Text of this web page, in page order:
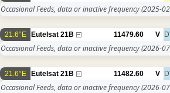
Occasional Feeds, data or inactive frequency(2025-
21.6°E Eutelsat 21B 11479.60 V
Occasional Feeds, data or inactive frequency(2026-
21.6°E Eutelsat 21B 11482.60 V
Occasional Feeds, data or inactive frequency(2026-